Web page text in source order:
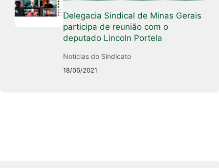
Delegacia Sindical de Minas Gerais
participa de reunião com o
deputado Lincoln Portela
Notícias do Sindicato
18/06/2021